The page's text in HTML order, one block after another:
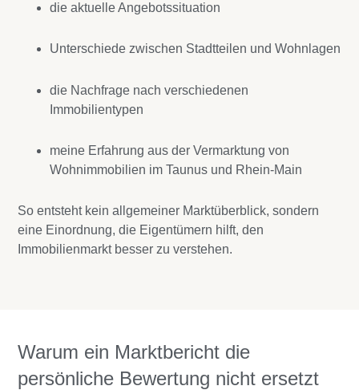
die aktuelle Angebotssituation
Unterschiede zwischen Stadtteilen und Wohnlagen
die Nachfrage nach verschiedenen
Immobilientypen
meine Erfahrung aus der Vermarktung von
Wohnimmobilien im Taunus und Rhein-Main
So entsteht kein allgemeiner Marktüberblick, sondern
eine Einordnung, die Eigentümern hilft, den
Immobilienmarkt besser zu verstehen.
Warum ein Marktbericht die
persönliche Bewertung nicht ersetzt